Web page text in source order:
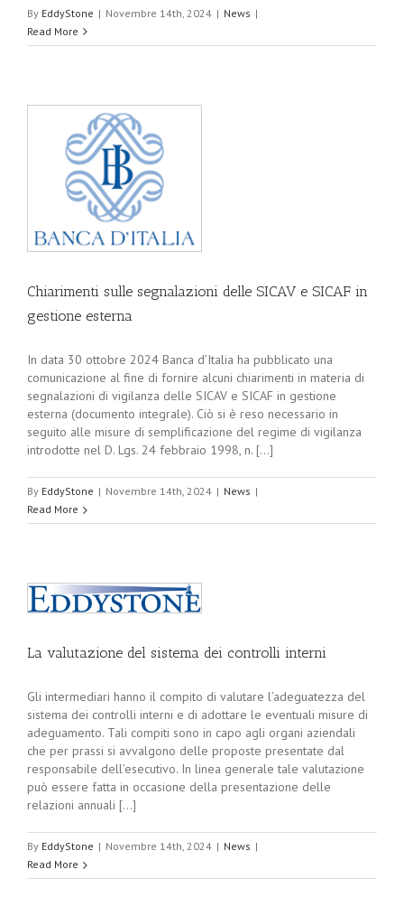
By EddyStone | Novembre 14th, 2024 | News |
Read More
Chiarimenti sulle segnalazioni delle SICAV e SICAF in
gestione esterna
In data 30 ottobre 2024 Banca d’Italia ha pubblicato una
comunicazione al fine di fornire alcuni chiarimenti in materia di
segnalazioni di vigilanza delle SICAV e SICAF in gestione
esterna (documento integrale). Ciò si è reso necessario in
seguito alle misure di semplificazione del regime di vigilanza
introdotte nel D. Lgs. 24 febbraio 1998, n. [...]
By EddyStone | Novembre 14th, 2024 | News |
Read More
La valutazione del sistema dei controlli interni
Gli intermediari hanno il compito di valutare l’adeguatezza del
sistema dei controlli interni e di adottare le eventuali misure di
adeguamento. Tali compiti sono in capo agli organi aziendali
che per prassi si avvalgono delle proposte presentate dal
responsabile dell’esecutivo. In linea generale tale valutazione
può essere fatta in occasione della presentazione delle
relazioni annuali [...]
By EddyStone | Novembre 14th, 2024 | News |
Read More